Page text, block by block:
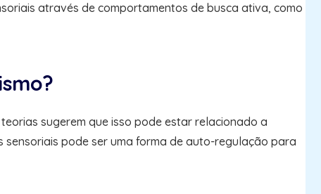
através de comportamentos de busca ativa, como
sugerem que isso pode estar relacionado a
sensoriais pode ser uma forma de auto-regulação para